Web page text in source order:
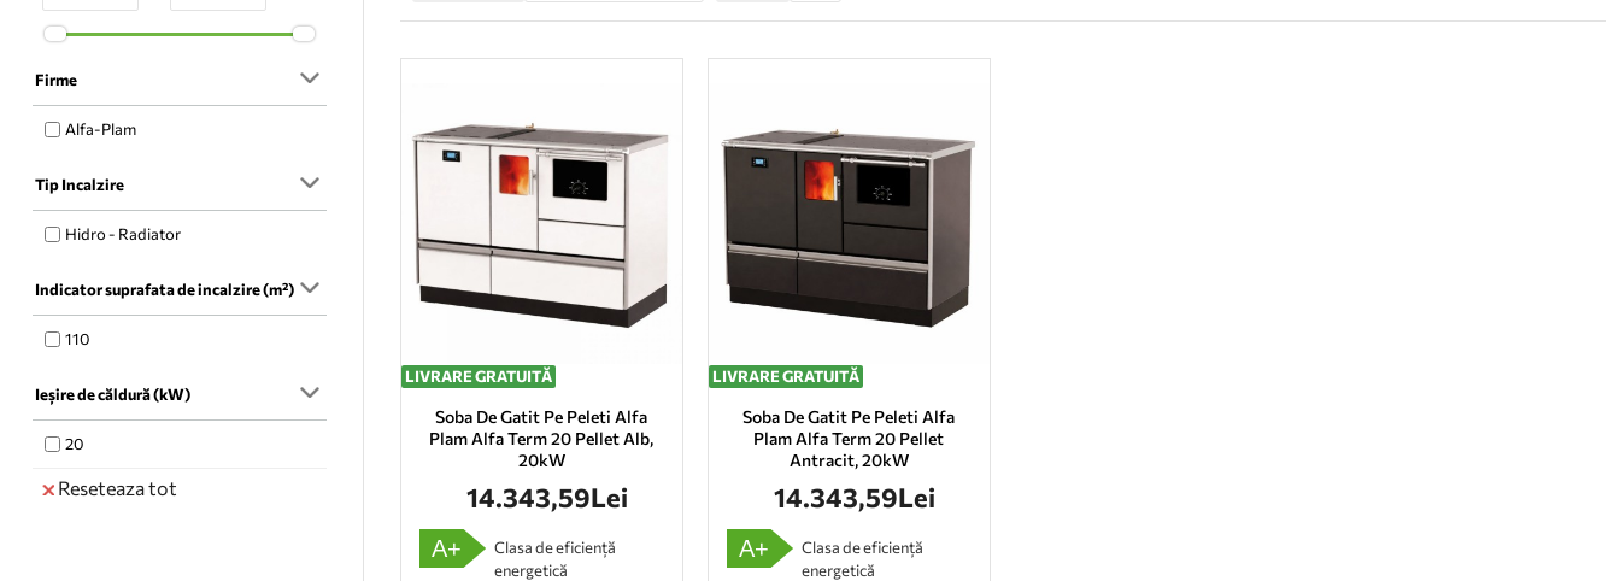
Firme
Alfa-Plam
Tip Incalzire
Hidro - Radiator
Indicator suprafata de incalzire (m²)
110
Ieșire de căldură (kW)
20
Reseteaza tot
LIVRARE GRATUITĂ
Soba De Gatit Pe Peleti Alfa
Plam Alfa Term 20 Pellet Alb,
20kW
14.343,59Lei
A+
Clasa de eficiență
energetică
LIVRARE GRATUITĂ
Soba De Gatit Pe Peleti Alfa
Plam Alfa Term 20 Pellet
Antracit, 20kW
14.343,59Lei
A+
Clasa de eficiență
energetică